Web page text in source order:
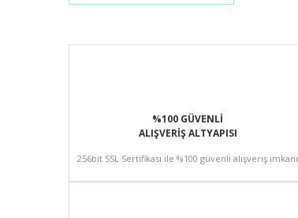
%100 GÜVENLİ
ALIŞVERİŞ ALTYAPISI
256bit SSL Sertifikası ile %100 güvenli alışveriş imkanı